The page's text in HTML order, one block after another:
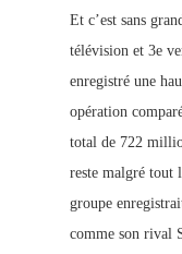
Et c’est sans
télévision et 3e
enregistré une
opération
total de 722
reste malgré tout
groupe
comme son rival